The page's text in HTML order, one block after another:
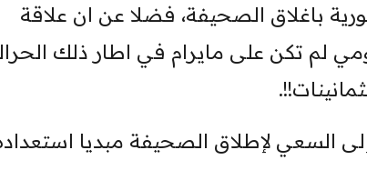
باغلاق الصحيفة، فضلا عن ان علاقة
لم تكن على مايرام في اطار ذلك
السعي لإطلاق الصحيفة مبديا